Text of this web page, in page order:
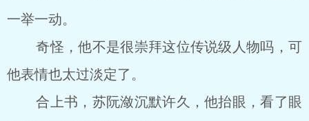
一举一动。
奇怪，他不是很崇拜这位传说级人物吗，可
他表情也太过淡定了。
合上书，苏阮潋沉默许久，他抬眼，看了眼